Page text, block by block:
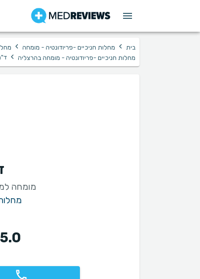
בית › מחלות חניכיים -פריודונטיה - מומחה ›
מחלות חניכיים -פריודונטיה - מומחה בהרצליה ›
מומחה
5.0